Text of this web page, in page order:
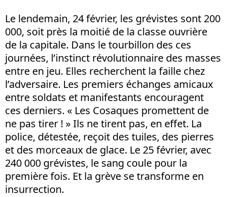
Le lendemain, 24 février, les grévistes sont 200
000, soit près la moitié de la classe ouvrière
de la capitale. Dans le tourbillon des ces
journées, l’instinct révolutionnaire des masses
entre en jeu. Elles recherchent la faille chez
l’adversaire. Les premiers échanges amicaux
entre soldats et manifestants encouragent
ces derniers. « Les Cosaques promettent de
ne pas tirer ! » Ils ne tirent pas, en effet. La
police, détestée, reçoit des tuiles, des pierres
et des morceaux de glace. Le 25 février, avec
240 000 grévistes, le sang coule pour la
première fois. Et la grève se transforme en
insurrection.